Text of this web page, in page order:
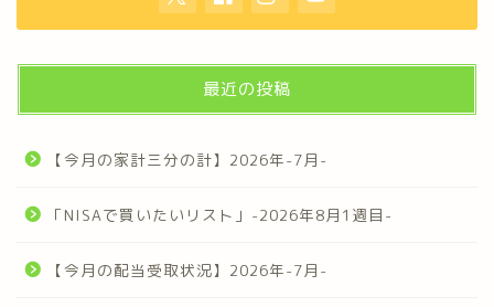
最近の投稿
【今月の家計三分の計】2026年-7月-
「NISAで買いたいリスト」-2026年8月1週目-
【今月の配当受取状況】2026年-7月-